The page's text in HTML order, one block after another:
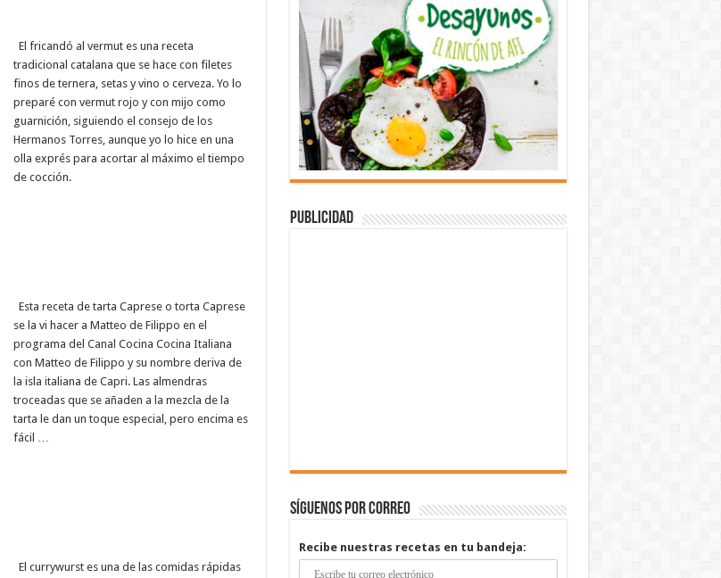
El fricandó al vermut es una receta
tradicional catalana que se hace con filetes
finos de ternera, setas y vino o cerveza. Yo lo
preparé con vermut rojo y con mijo como
guarnición, siguiendo el consejo de los
Hermanos Torres, aunque yo lo hice en una
olla exprés para acortar al máximo el tiempo
de cocción.
Esta receta de tarta Caprese o torta Caprese
se la vi hacer a Matteo de Filippo en el
programa del Canal Cocina Cocina Italiana
con Matteo de Filippo y su nombre deriva de
la isla italiana de Capri. Las almendras
troceadas que se añaden a la mezcla de la
tarta le dan un toque especial, pero encima es
fácil …
El currywurst es una de las comidas rápidas
Publicidad
Síguenos por correo
Recibe nuestras recetas en tu bandeja: